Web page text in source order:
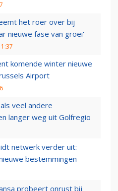
het roer over bij
nieuwe fase van groei'
komende winter nieuwe
Airport
veel andere
langer weg uit Golfregio
netwerk verder uit:
bestemmingen
probeert onrust bij